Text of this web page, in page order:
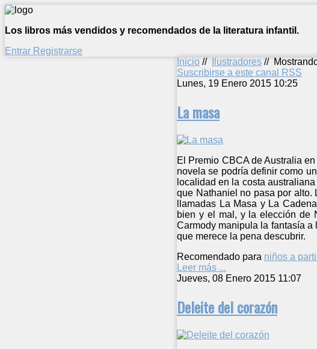
Los libros más vendidos y recomendados de la literatura infantil.
Entrar Registrarse
Inicio // Ilustradores //
Suscribirse a este canal RSS
Lunes, 19 Enero 2015 10:25
La masa
El Premio CBCA de Australia
novela se podría definir como
localidad en la costa
que Nathaniel no pasa por alto.
llamadas La Masa y La
bien y el mal, y la elección de
Carmody manipula la fantasía a
que merece la pena descubrir.
Recomendado para niños a
Leer más ...
Jueves, 08 Enero 2015 11:07
Deleite del corazón